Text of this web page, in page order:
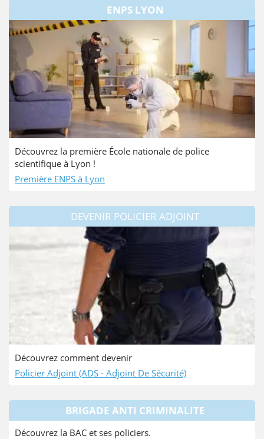
ENPS LYON
Découvrez la première École nationale de police
scientifique à Lyon !
Première ENPS à Lyon
DEVENIR POLICIER ADJOINT
Découvrez comment devenir
Policier Adjoint (ADS - Adjoint De Sécurité)
BRIGADE ANTI CRIMINALITE
Découvrez la BAC et ses policiers.